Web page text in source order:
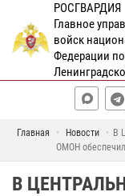
РОСГВАРДИЯ
Главное
войск
Федерации по
Главная Новости
В
ОМОН
В